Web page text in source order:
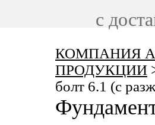
КОМПАНИЯ
ПРОДУКЦИИ
болт 6.1 (с
с